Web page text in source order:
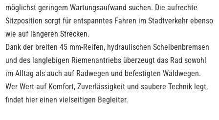
möglichst geringem Wartungsaufwand suchen. Die aufrechte
Sitzposition sorgt für entspanntes Fahren im Stadtverkehr ebenso
wie auf längeren Strecken.
Dank der breiten 45 mm-Reifen, hydraulischen Scheibenbremsen
und des langlebigen Riemenantriebs überzeugt das Rad sowohl
im Alltag als auch auf Radwegen und befestigten Waldwegen.
Wer Wert auf Komfort, Zuverlässigkeit und saubere Technik legt,
findet hier einen vielseitigen Begleiter.